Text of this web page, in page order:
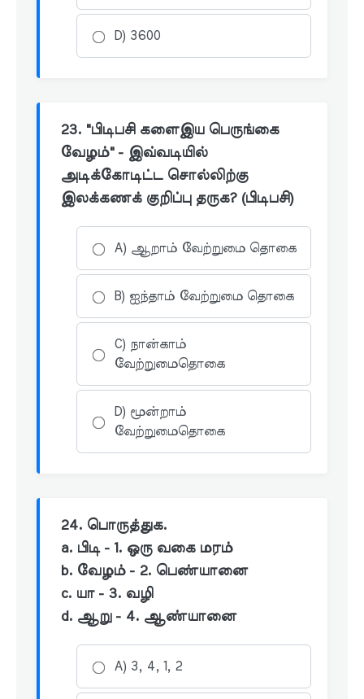
D) 3600
23. "பிடிபசி களைஇய பெருங்கை
வேழம்" - இவ்வடியில்
அடிக்கோடிட்ட சொல்லிற்கு
இலக்கணக் குறிப்பு தருக? (பிடிபசி)
A) ஆறாம் வேற்றுமை தொகை
B) ஐந்தாம் வேற்றுமை தொகை
C) நான்காம்
வேற்றுமைதொகை
D) மூன்றாம்
வேற்றுமைதொகை
24. பொருத்துக.
a. பிடி - 1. ஒரு வகை மரம்
b. வேழம் - 2. பெண்யானை
c. யா - 3. வழி
d. ஆறு - 4. ஆண்யானை
A) 3, 4, 1, 2